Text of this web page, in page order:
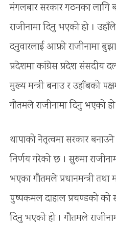
मंगलबार सरकार गठनका लागि
राजीनामा दिनु भएको हो ।
दनुवारलाई आफ्नो राजीनामा
प्रदेशमा कांग्रेस प्रदेश संसदीय
मुख्य मन्त्री बनाउ र उहाँबको
गौतमले राजीनामा दिनु भएको हो
थापाको नेतृत्वमा सरकार
निर्णय गरेको छ । सुरुमा
भएका गौतमले प्रधानमन्त्री
पुष्पकमल दाहाल प्रचण्डको को
दिनु भएको हो । गौतमले